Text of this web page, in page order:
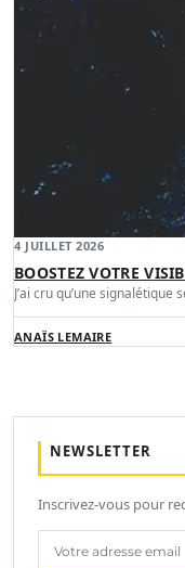
4 JUILLET 2026
BOOSTEZ VOTRE
J’ai cru qu’une
ANAÏS LEMAIRE
NEWSLETTER
Inscrivez-vous pour